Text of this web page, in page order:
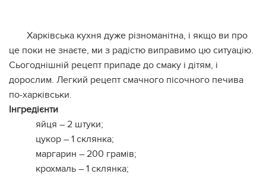
Харківська кухня дуже різноманітна, і якщо ви про
це поки не знаєте, ми з радістю виправимо цю ситуацію.
Сьогоднішній рецепт припаде до смаку і дітям, і
дорослим. Легкий рецепт смачного пісочного печива
по-харківськи.
Інгредієнти
яйця – 2 штуки;
цукор – 1 склянка;
маргарин – 200 грамів;
крохмаль – 1 склянка;